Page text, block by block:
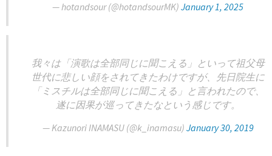
— hotandsour (@hotandsourMK) January 1, 2025
我々は「演歌は全部同じに聞こえる」といって祖父母
世代に悲しい顔をされてきたわけですが、先日院生に
「ミスチルは全部同じに聞こえる」と言われたので、
遂に因果が巡ってきたなという感じです。
— Kazunori INAMASU (@k_inamasu) January 30, 2019